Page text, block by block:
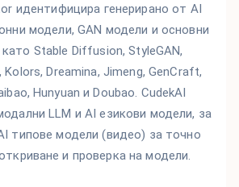
идентифицира генерирано от AI
модели, GAN модели и основни
Stable Diffusion, StyleGAN,
Kolors, Dreamina, Jimeng, GenCraft,
Hunyuan и Doubao. CudekAI
LLM и AI езикови модели, за
типове модели (видео) за точно
и проверка на модели.